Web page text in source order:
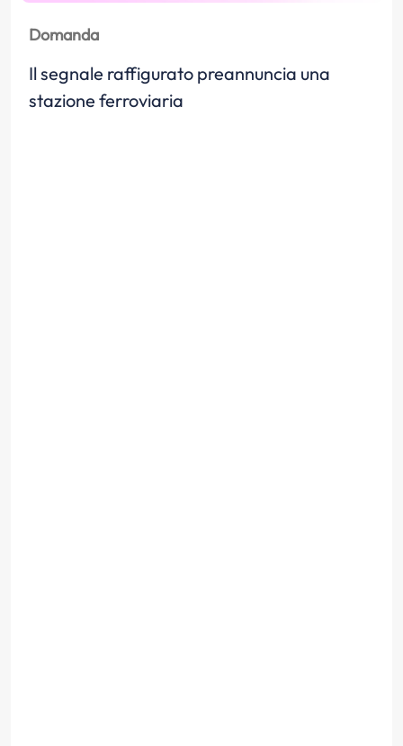
Domanda
Il segnale raffigurato preannuncia una
stazione ferroviaria